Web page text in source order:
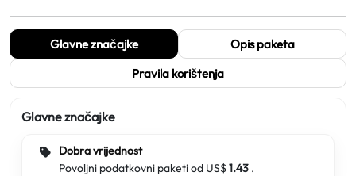
Glavne značajke
Opis paketa
Pravila korištenja
Glavne značajke
Dobra vrijednost
Povoljni podatkovni paketi od US$1.43 .